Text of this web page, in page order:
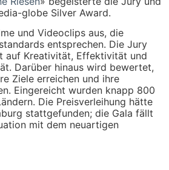
globe Silver Award.
und Videoclips aus, die
entsprechen. Die Jury
auf Kreativität, Effektivität und
Darüber hinaus wird bewertet,
Ziele erreichen und ihre
Eingereicht wurden knapp 800
Die Preisverleihung hätte
stattgefunden; die Gala fällt
mit dem neuartigen